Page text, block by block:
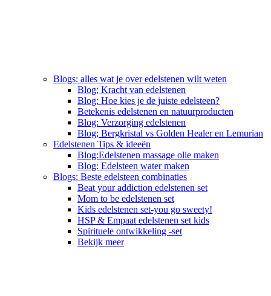
Blogs: alles wat je over edelstenen wilt weten
Blog; Kracht van edelstenen
Blog: Hoe kies je de juiste edelsteen?
Betekenis edelstenen en natuurproducten
Blog: Verzorging edelstenen
Blog; Bergkristal vs Golden Healer en Lemurian
Edelstenen Tips & ideeën
Blog:Edelstenen massage olie maken
Blog: Edelsteen water maken
Blogs: Beste edelsteen combinaties
Beat your addiction edelstenen set
Mom to be edelstenen set
Kids edelstenen set-you go sweety!
HSP & Empaat edelstenen set kids
Spirituele ontwikkeling -set
Bekijk meer